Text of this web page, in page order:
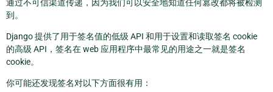
通过不可信渠道传递，因为我们可以安全地知道任何篡改都将被检测
到。
Django 提供了用于签名值的低级 API 和用于设置和读取签名 cookie
的高级 API，签名在 web 应用程序中最常见的用途之一就是签名
cookie。
你可能还发现签名对以下方面很有用：